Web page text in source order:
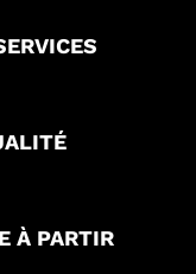
À PARTIR